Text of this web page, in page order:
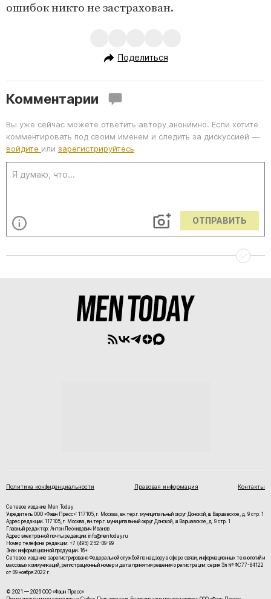
ошибок никто не застрахован.
Поделиться
Комментарии
Вы уже сейчас можете ответить автору анонимно. Если хотите
комментировать под своим именем и следить за дискуссией —
войдите или зарегистрируйтесь
ОТПРАВИТЬ
Политика конфиденциальности Правовая информация Контакты
Сетевое издание Men Today
Учредитель ООО «Фэшн Пресс»: 117105, г. Москва, вн.тер.г. муниципальный округ Донской, ш Варшавское, д. 9 стр. 1
Адрес редакции: 117105, г. Москва, вн.тер.г. муниципальный округ Донской, ш Варшавское, д. 9 стр. 1
Главный редактор: Антон Леонидович Иванов
Адрес электронной почты редакции: info@mentoday.ru
Номер телефона редакции: +7 (495) 252-09-99
Знак информационной продукции: 16+
Cетевое издание зарегистрировано Федеральной службой по надзору в сфере связи, информационных технологий и
массовых коммуникаций, регистрационный номер и дата принятия решения о регистрации: серия Эл № ФС77-84122
от 09 ноября 2022 г.
© 2021 — 2026 ООО «Фэшн Пресс»